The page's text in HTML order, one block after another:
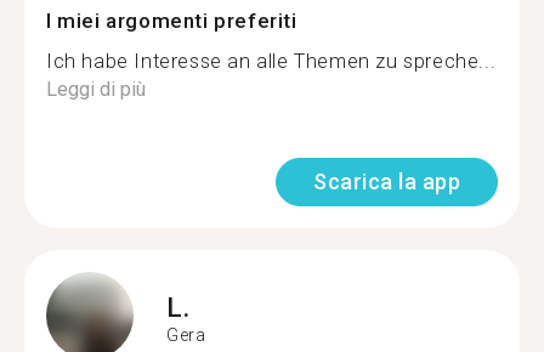
I miei argomenti preferiti
Ich habe Interesse an alle Themen zu spreche...
Leggi di più
Scarica la app
L.
Gera